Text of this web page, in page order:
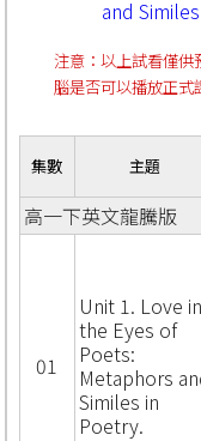
and
注意：以上試看僅
腦是否可以播放正式
集數 主題
高一下英文龍騰版
01
Unit 1. Love in
the Eyes of
Poets:
Metaphors
Similes in
Poetry.